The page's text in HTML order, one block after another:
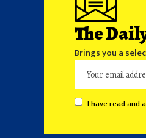
The
Brings you a
I have read and